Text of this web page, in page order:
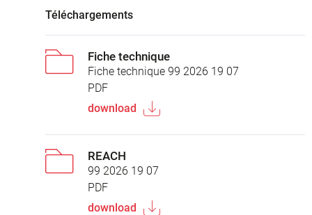
Téléchargements
Fiche technique
Fiche technique 99 2026 19 07
PDF
download
REACH
99 2026 19 07
PDF
download